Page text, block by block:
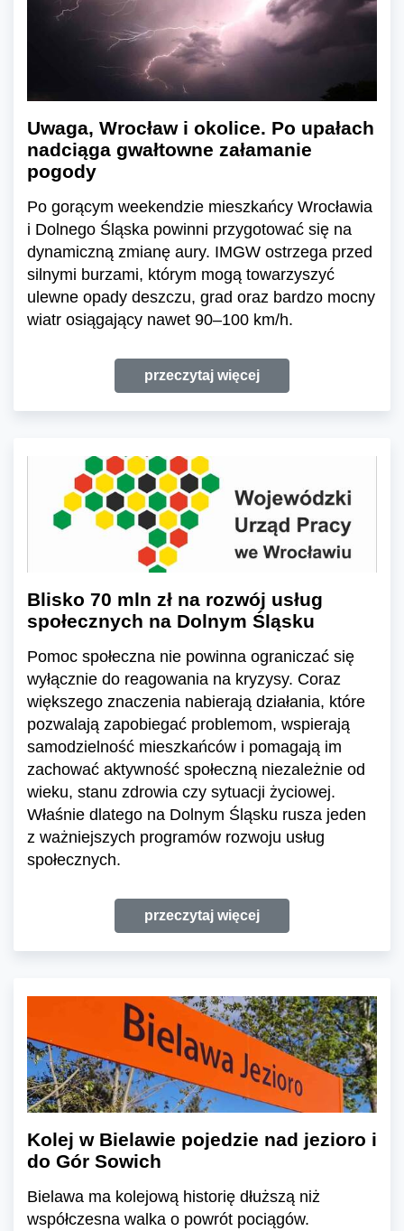
Uwaga, Wrocław i okolice. Po upałach
nadciąga gwałtowne załamanie
pogody
Po gorącym weekendzie mieszkańcy Wrocławia
i Dolnego Śląska powinni przygotować się na
dynamiczną zmianę aury. IMGW ostrzega przed
silnymi burzami, którym mogą towarzyszyć
ulewne opady deszczu, grad oraz bardzo mocny
wiatr osiągający nawet 90–100 km/h.
przeczytaj więcej
Blisko 70 mln zł na rozwój usług
społecznych na Dolnym Śląsku
Pomoc społeczna nie powinna ograniczać się
wyłącznie do reagowania na kryzysy. Coraz
większego znaczenia nabierają działania, które
pozwalają zapobiegać problemom, wspierają
samodzielność mieszkańców i pomagają im
zachować aktywność społeczną niezależnie od
wieku, stanu zdrowia czy sytuacji życiowej.
Właśnie dlatego na Dolnym Śląsku rusza jeden
z ważniejszych programów rozwoju usług
społecznych.
przeczytaj więcej
Kolej w Bielawie pojedzie nad jezioro i
do Gór Sowich
Bielawa ma kolejową historię dłuższą niż
współczesna walka o powrót pociągów.